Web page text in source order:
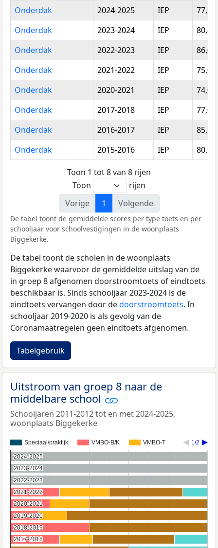
Vestigingsnaam
Schooljaar
Type
toets
score
Onderdak 2024-2025 IEP
77,55
Onderdak
2023-2024 IEP
80,89
Onderdak
2022-2023 IEP
86,00
Onderdak
2021-2022 IEP
75,00
Onderdak
2020-2021 IEP
74,00
Onderdak
2017-2018 IEP
77,00
Onderdak
2016-2017 IEP
85,33
Onderdak
2015-2016 IEP 80,75
Toon 1 tot 8 van 8 rijen
Toon
rijen
Vorige
1 Volgende
De tabel toont de gemiddelde scores per type toets en per
schooljaar voor schoolvestigingen in de woonplaats
Biggekerke.
De tabel toont de scholen in de woonplaats
Biggekerke waarvoor de gemiddelde uitslag van de
in groep 8 afgenomen doorstroomtoets of eindtoets
beschikbaar is. Sinds schooljaar 2023-2024 is de
eindtoets vervangen door dedoorstroomtoets. In
schooljaar 2019-2020 is als gevolg van de
Coronamaatregelen geen eindtoets afgenomen.
Tabelgebruik
Uitstroom van groep 8 naar de
middelbare school
Schooljaren 2011-2012 tot en met 2024-2025,
woonplaats Biggekerke
Speciaal/praktijk VMBO-B/K VMBO-T 1/2
2024-2025
2024-2025
2023-2024
2023-2024
2022-2023
2022-2023
2021-2022
2021-2022
2020-2021
2020-2021
2019-2020
2019-2020
2018-2019
2018-2019
2017-2018
2017-2018